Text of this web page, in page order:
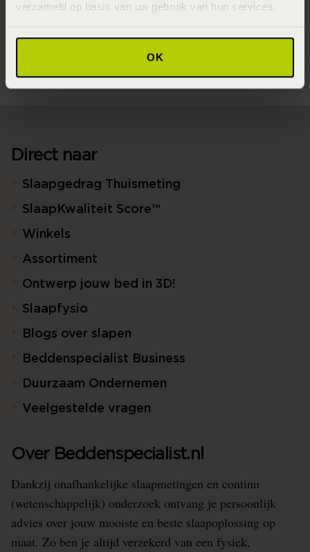
verzameld op basis van uw gebruik van hun services.
OK
Afmeting
30x50 (30 x 50 cm)
Direct naar
Slaapgedrag Thuismeting
SlaapKwaliteit Score™
Winkels
Assortiment
Ontwerp jouw bed in 3D!
Slaapfysio
Blogs over slapen
Beddenspecialist Business
Duurzaam Ondernemen
Veelgestelde vragen
Over Beddenspecialist.nl
Dankzij onafhankelijke slaapmetingen en continu
(wetenschappelijk) onderzoek ontvang je persoonlijk
advies over jouw mooiste en beste slaapoplossing op
maat. Zo ben je altijd verzekerd van een fysiek,